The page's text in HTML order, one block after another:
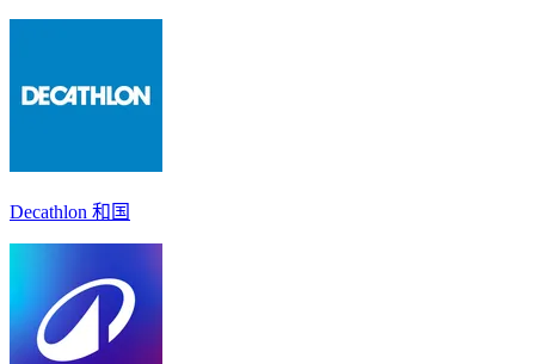
Decathlon 和国